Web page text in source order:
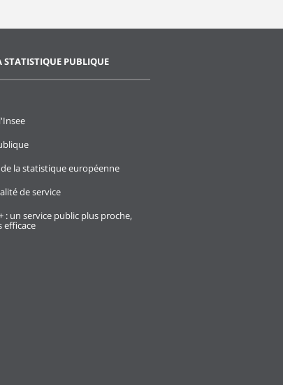
STATISTIQUE PUBLIQUE
la statistique européenne
de service
: un service public plus proche,
efficace